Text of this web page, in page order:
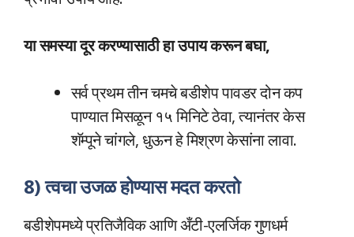
या समस्या दूर करण्यासाठी हा उपाय करून बघा,
सर्व प्रथम तीन चमचे बडीशेप पावडर दोन कप
पाण्यात मिसळून १५ मिनिटे ठेवा, त्यानंतर केस
शॅम्पूने चांगले, धुऊन हे मिश्रण केसांना लावा.
8) त्वचा उजळ होण्यास मदत करतो
बडीशेपमध्ये प्रतिजैविक आणि अँटी-एलर्जिक गुणधर्म